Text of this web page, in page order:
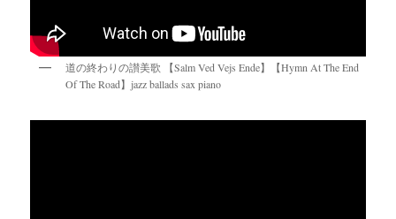
道の終わりの讃美歌 【Salm Ved Vejs Ende】【Hymn At The End
Of The Road】jazz ballads sax piano